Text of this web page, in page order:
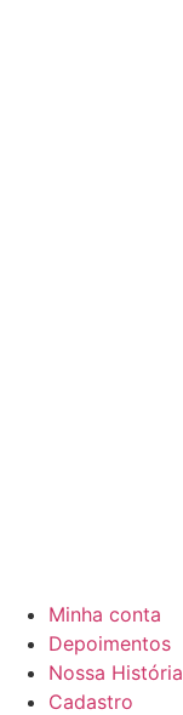
Minha conta
Depoimentos
Nossa História
Cadastro